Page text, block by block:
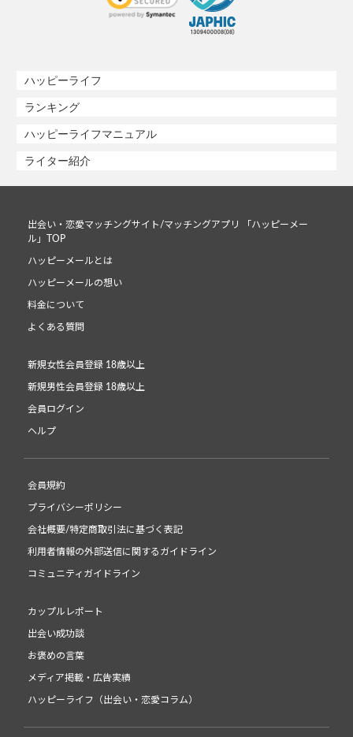
ハッピーライフ
ランキング
ハッピーライフマニュアル
ライター紹介
出会い・恋愛マッチングサイト/マッチングアプリ 「ハッピーメー
ル」TOP
ハッピーメールとは
ハッピーメールの想い
料金について
よくある質問
新規女性会員登録 18歳以上
新規男性会員登録 18歳以上
会員ログイン
ヘルプ
会員規約
プライバシーポリシー
会社概要/特定商取引法に基づく表記
利用者情報の外部送信に関するガイドライン
コミュニティガイドライン
カップルレポート
出会い成功談
お褒めの言葉
メディア掲載・広告実績
ハッピーライフ（出会い・恋愛コラム）